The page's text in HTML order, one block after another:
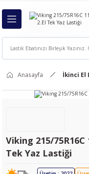
Geri
Anasayfa İkinci El
Viking 215/
Tek Yaz Lastiği